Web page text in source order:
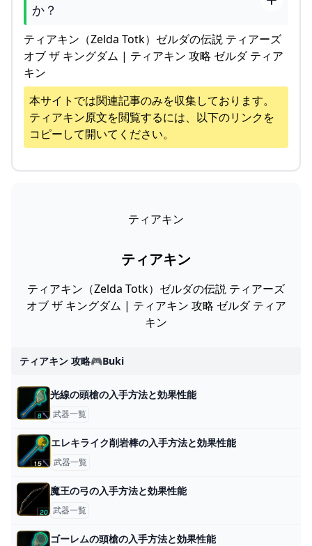
か？
ティアキン（Zelda Totk）ゼルダの伝説 ティアーズ
オブ ザ キングダム | ティアキン 攻略 ゼルダ ティア
キン
本サイトでは関連記事のみを収集しております。
ティアキン原文を閲覧するには、以下のリンクを
コピーして開いてください。
ティアキン
ティアキン
ティアキン（Zelda Totk）ゼルダの伝説 ティアーズ
オブ ザ キングダム | ティアキン 攻略 ゼルダ ティア
キン
ティアキン 攻略🎮buki
光線の頭槍の入手方法と効果性能
武器一覧
エレキライク削岩棒の入手方法と効果性能
武器一覧
魔王の弓の入手方法と効果性能
武器一覧
ゴーレムの頭槍の入手方法と効果性能